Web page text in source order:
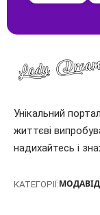
Унікальний
життєві
надихайтесь і
КАТЕГОРІЇ:МОДА